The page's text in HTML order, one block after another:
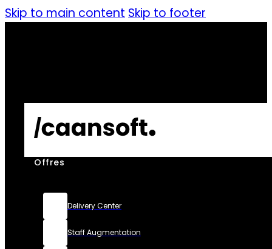
Skip to main content Skip to footer
Offres
Delivery Center
Staff Augmentation